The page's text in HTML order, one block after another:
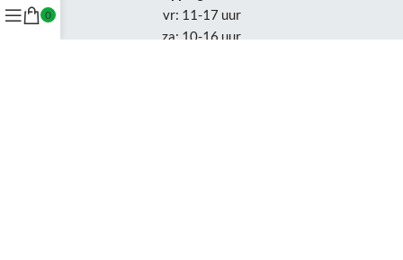
vr: 11-17 uur
za: 10-16 uur
0